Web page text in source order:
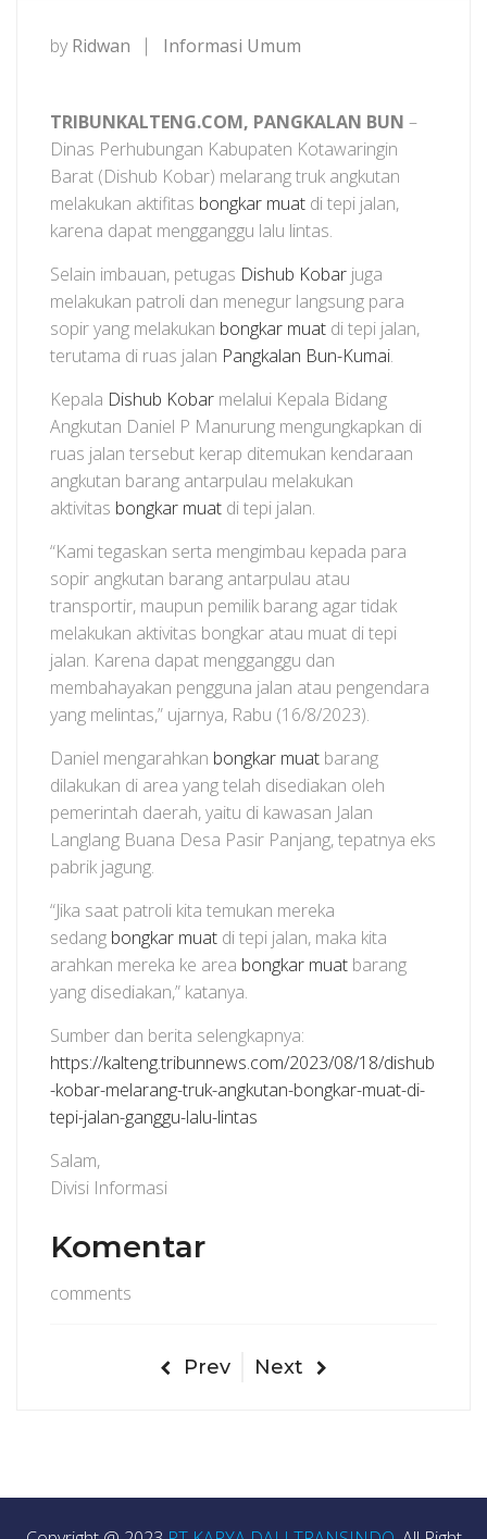
by Ridwan Informasi Umum
TRIBUNKALTENG.COM, PANGKALAN BUN –
Dinas Perhubungan Kabupaten Kotawaringin
Barat (Dishub Kobar) melarang truk angkutan
melakukan aktifitas bongkar muat di tepi jalan,
karena dapat mengganggu lalu lintas.
Selain imbauan, petugas Dishub Kobar juga
melakukan patroli dan menegur langsung para
sopir yang melakukan bongkar muat di tepi jalan,
terutama di ruas jalan Pangkalan Bun-Kumai.
Kepala Dishub Kobar melalui Kepala Bidang
Angkutan Daniel P Manurung mengungkapkan di
ruas jalan tersebut kerap ditemukan kendaraan
angkutan barang antarpulau melakukan
aktivitas bongkar muat di tepi jalan.
“Kami tegaskan serta mengimbau kepada para
sopir angkutan barang antarpulau atau
transportir, maupun pemilik barang agar tidak
melakukan aktivitas bongkar atau muat di tepi
jalan. Karena dapat mengganggu dan
membahayakan pengguna jalan atau pengendara
yang melintas,” ujarnya, Rabu (16/8/2023).
Daniel mengarahkan bongkar muat barang
dilakukan di area yang telah disediakan oleh
pemerintah daerah, yaitu di kawasan Jalan
Langlang Buana Desa Pasir Panjang, tepatnya eks
pabrik jagung.
“Jika saat patroli kita temukan mereka
sedang bongkar muat di tepi jalan, maka kita
arahkan mereka ke area bongkar muat barang
yang disediakan,” katanya.
Sumber dan berita selengkapnya:
https://kalteng.tribunnews.com/2023/08/18/dishub
-kobar-melarang-truk-angkutan-bongkar-muat-di-
tepi-jalan-ganggu-lalu-lintas
Salam,
Divisi Informasi
Komentar
comments
Prev Next